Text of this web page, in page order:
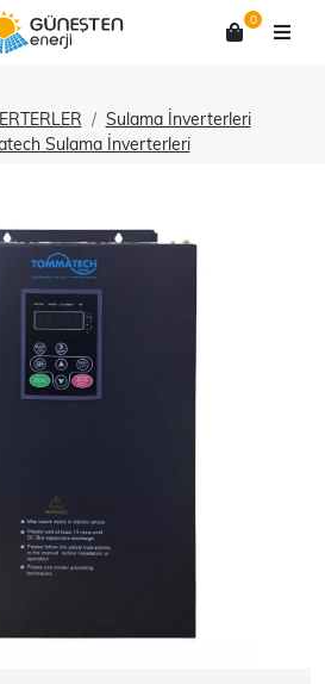
0
Sulama İnverterleri
Sulama İnverterleri